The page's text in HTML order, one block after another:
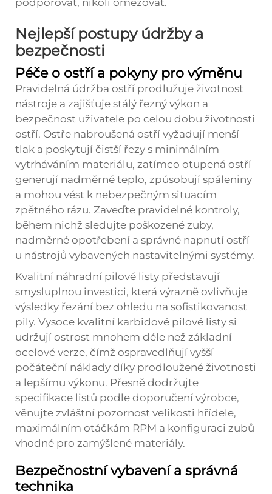
podporovat, nikoli omezovat.
Nejlepší postupy údržby a
bezpečnosti
Péče o ostří a pokyny pro výměnu
Pravidelná údržba ostří prodlužuje životnost
nástroje a zajišťuje stálý řezný výkon a
bezpečnost uživatele po celou dobu životnosti
ostří. Ostře nabroušená ostří vyžadují menší
tlak a poskytují čistší řezy s minimálním
vytrháváním materiálu, zatímco otupená ostří
generují nadměrné teplo, způsobují spáleniny
a mohou vést k nebezpečným situacím
zpětného rázu. Zaveďte pravidelné kontroly,
během nichž sledujte poškozené zuby,
nadměrné opotřebení a správné napnutí ostří
u nástrojů vybavených nastavitelnými systémy.
Kvalitní náhradní pilové listy představují
smysluplnou investici, která výrazně ovlivňuje
výsledky řezání bez ohledu na sofistikovanost
pily. Vysoce kvalitní karbidové pilové listy si
udržují ostrost mnohem déle než základní
ocelové verze, čímž ospravedlňují vyšší
počáteční náklady díky prodloužené životnosti
a lepšímu výkonu. Přesně dodržujte
specifikace listů podle doporučení výrobce,
věnujte zvláštní pozornost velikosti hřídele,
maximálním otáčkám RPM a konfiguraci zubů
vhodné pro zamýšlené materiály.
Bezpečnostní vybavení a správná
technika